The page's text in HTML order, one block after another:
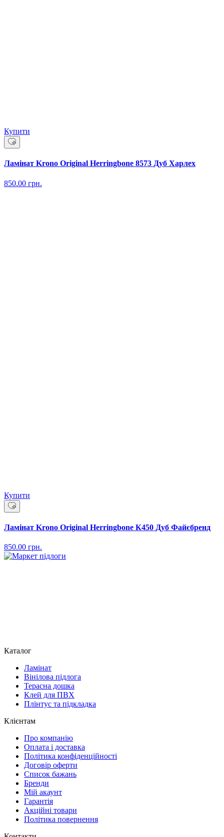
Купити
Ламінат Krono Original Herringbone 8573 Дуб Харлех
850.00 грн.
Купити
Ламінат Krono Original Herringbone К450 Дуб Файєбренд
850.00 грн.
Каталог
Ламінат
Вінілова підлога
Терасна дошка
Клей для ПВХ
Плінтус та підкладка
Клієнтам
Про компанію
Оплата і доставка
Політика конфіденційності
Договір оферти
Список бажань
Бренди
Мій акаунт
Гарантія
Акційні товари
Політика повернення